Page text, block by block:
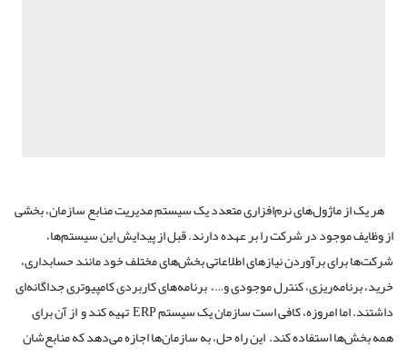
هر یک از ماژول‌های نرم‌افزاری متعدد یک سیستم مدیریت منابع سازمان، بخشی
از وظایف موجود در شرکت را بر عهده دارند. قبل از پیدایش این سیستم‌ها،
شرکت‌ها برای برآوردن نیازهای اطلاعاتی بخش‌های مختلف خود مانند حسابداری،
خرید، برنامه‌ریزی، کنترل موجودی و…، برنامه‌های کاربردی کامپیوتری جداگانه‌ای
داشتند. اما امروزه، کافی است سازمان یک سیستم ERP تهیه کند و از آن برای
همه بخش‌ها استفاده کند. این راه حل، به سازمان‌ها اجازه می‌دهد که منابع‌شان